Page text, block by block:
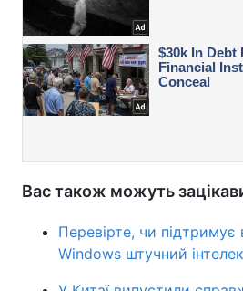
Вас також можуть
Перевірте, чи
Windows штучний